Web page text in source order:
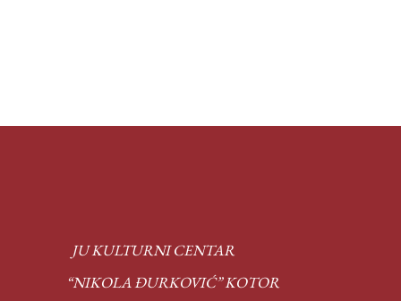
JU KULTURNI CENTAR
“NIKOLA ĐURKOVIĆ” KOTOR